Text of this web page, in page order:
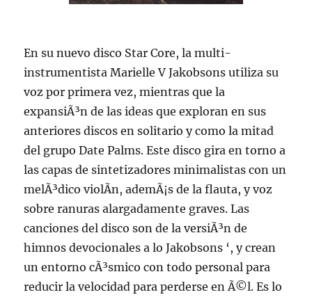
En su nuevo disco Star Core, la multi-
instrumentista Marielle V Jakobsons utiliza su
voz por primera vez, mientras que la
expansiÃ³n de las ideas que exploran en sus
anteriores discos en solitario y como la mitad
del grupo Date Palms. Este disco gira en torno a
las capas de sintetizadores minimalistas con un
melÃ³dico violÃ­n, ademÃ¡s de la flauta, y voz
sobre ranuras alargadamente graves. Las
canciones del disco son de la versiÃ³n de
himnos devocionales a lo Jakobsons ‘, y crean
un entorno cÃ³smico con todo personal para
reducir la velocidad para perderse en Ã©l. Es lo